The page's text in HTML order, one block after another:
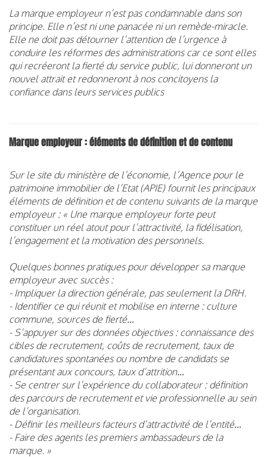
La marque employeur n’est pas condamnable dans son
principe. Elle n’est ni une panacée ni un remède-miracle.
Elle ne doit pas détourner l’attention de l’urgence à
conduire les réformes des administrations car ce sont elles
qui recréeront la fierté du service public, lui donneront un
nouvel attrait et redonneront à nos concitoyens la
confiance dans leurs services publics
Marque employeur :éléments de définition et de contenu
Sur le site du ministère de l’économie, l’Agence pour le
patrimoine immobilier de l’Etat (APIE) fournit les principaux
éléments de définition et de contenu suivants de la marque
employeur : « Une marque employeur forte peut
constituer un réel atout pour l’attractivité, la fidélisation,
l’engagement et la motivation des personnels.
Quelques bonnes pratiques pour développer sa marque
employeur avec succès :
- Impliquer la direction générale, pas seulement la DRH.
- Identifier ce qui réunit et mobilise en interne : culture
commune, sources de fierté…
- S’appuyer sur des données objectives : connaissance des
cibles de recrutement, coûts de recrutement, taux de
candidatures spontanées ou nombre de candidats se
présentant aux concours, taux d’attrition…
- Se centrer sur l’expérience du collaborateur : définition
des parcours de recrutement et vie professionnelle au sein
de l’organisation.
- Définir les meilleurs facteurs d’attractivité de l’entité…
- Faire des agents les premiers ambassadeurs de la
marque. »